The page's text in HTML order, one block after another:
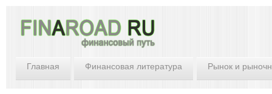
Главная Финансовая литература Рынок и